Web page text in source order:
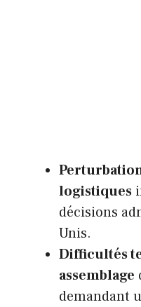
logistiques
décisions
Unis.
Difficultés
assemblage
demandant